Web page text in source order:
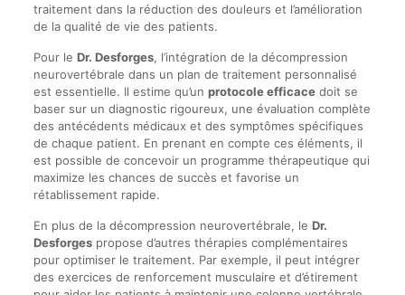
traitement dans la réduction des douleurs et l’amélioration
de la qualité de vie des patients.
Pour le Dr. Desforges, l’intégration de la décompression
neurovertébrale dans un plan de traitement personnalisé
est essentielle. Il estime qu’un protocole efficacedoit se
baser sur un diagnostic rigoureux, une évaluation complète
des antécédents médicaux et des symptômes spécifiques
de chaque patient. En prenant en compte ces éléments, il
est possible de concevoir un programme thérapeutique qui
maximize les chances de succès et favorise un
rétablissement rapide.
En plus de la décompression neurovertébrale, le Dr.
Desforgespropose d’autres thérapies complémentaires
pour optimiser le traitement. Par exemple, il peut intégrer
des exercices de renforcement musculaire et d’étirement